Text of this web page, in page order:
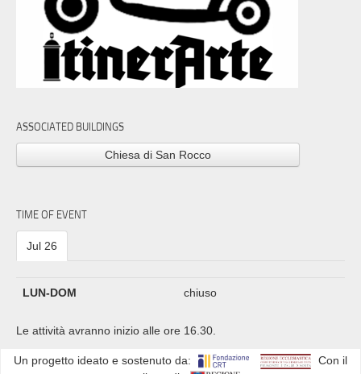
ASSOCIATED BUILDINGS
Chiesa di San Rocco
TIME OF EVENT
Jul 26
LUN-DOM chiuso
Le attività avranno inizio alle ore 16.30.
Un progetto ideato e sostenuto da:
Con il